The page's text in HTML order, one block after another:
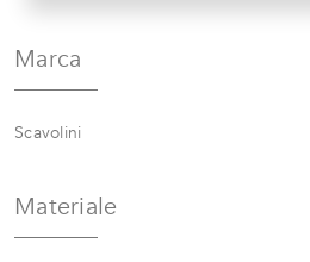
Marca
Scavolini
Materiale